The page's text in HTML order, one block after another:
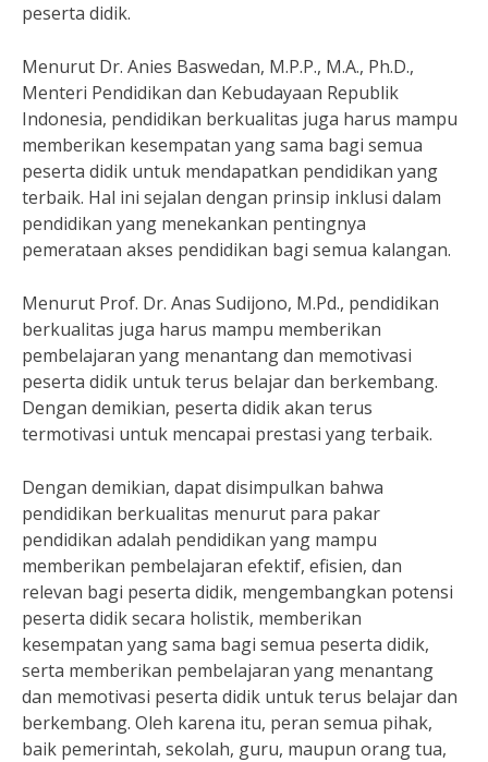
peserta didik.
Menurut Dr. Anies Baswedan, M.P.P., M.A., Ph.D.,
Menteri Pendidikan dan Kebudayaan Republik
Indonesia, pendidikan berkualitas juga harus mampu
memberikan kesempatan yang sama bagi semua
peserta didik untuk mendapatkan pendidikan yang
terbaik. Hal ini sejalan dengan prinsip inklusi dalam
pendidikan yang menekankan pentingnya
pemerataan akses pendidikan bagi semua kalangan.
Menurut Prof. Dr. Anas Sudijono, M.Pd., pendidikan
berkualitas juga harus mampu memberikan
pembelajaran yang menantang dan memotivasi
peserta didik untuk terus belajar dan berkembang.
Dengan demikian, peserta didik akan terus
termotivasi untuk mencapai prestasi yang terbaik.
Dengan demikian, dapat disimpulkan bahwa
pendidikan berkualitas menurut para pakar
pendidikan adalah pendidikan yang mampu
memberikan pembelajaran efektif, efisien, dan
relevan bagi peserta didik, mengembangkan potensi
peserta didik secara holistik, memberikan
kesempatan yang sama bagi semua peserta didik,
serta memberikan pembelajaran yang menantang
dan memotivasi peserta didik untuk terus belajar dan
berkembang. Oleh karena itu, peran semua pihak,
baik pemerintah, sekolah, guru, maupun orang tua,